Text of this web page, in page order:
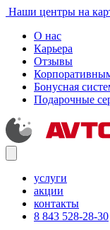
Наши центры на
О нас
Карьера
Отзывы
Бонусная
Подарочные
услуги
акции
контакты
8 843 528-28-30